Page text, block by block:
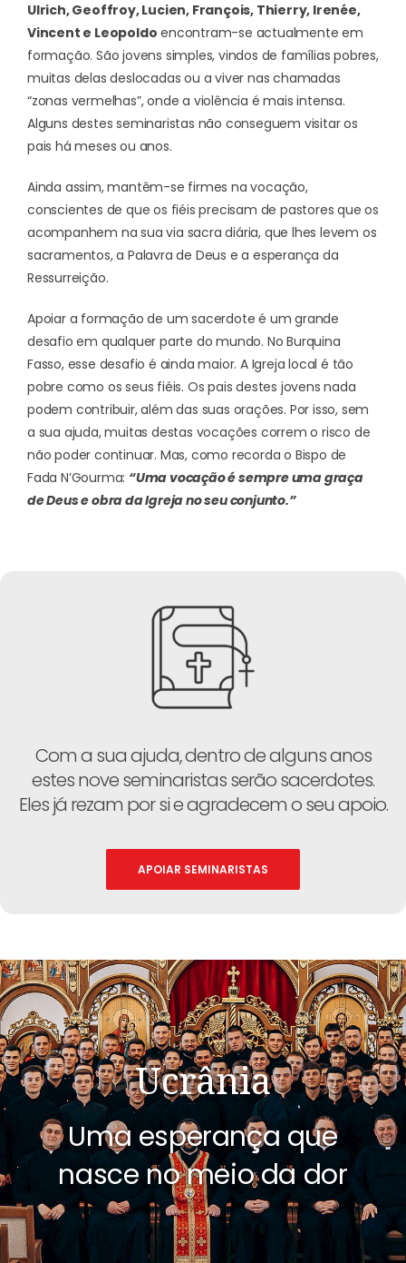
Ulrich, Geoffroy, Lucien, François, Thierry, Irenée,
Vincent e Leopoldo encontram-se actualmente em
formação. São jovens simples, vindos de famílias pobres,
muitas delas deslocadas ou a viver nas chamadas
“zonas vermelhas”, onde a violência é mais intensa.
Alguns destes seminaristas não conseguem visitar os
pais há meses ou anos.
Ainda assim, mantêm-se firmes na vocação,
conscientes de que os fiéis precisam de pastores que os
acompanhem na sua via sacra diária, que lhes levem os
sacramentos, a Palavra de Deus e a esperança da
Ressurreição.
Apoiar a formação de um sacerdote é um grande
desafio em qualquer parte do mundo. No Burquina
Fasso, esse desafio é ainda maior. A Igreja local é tão
pobre como os seus fiéis. Os pais destes jovens nada
podem contribuir, além das suas orações. Por isso, sem
a sua ajuda, muitas destas vocações correm o risco de
não poder continuar. Mas, como recorda o Bispo de
Fada N’Gourma: “Uma vocação é sempre uma graça
de Deus e obra da Igreja no seu conjunto.”
Com a sua ajuda, dentro de alguns anos
estes nove seminaristas serão sacerdotes.
Eles já rezam por si e agradecem o seu apoio.
APOIAR SEMINARISTAS
Ucrânia
Uma esperança que
nasce no meio da dor